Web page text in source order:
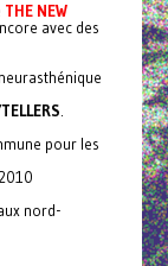
THE NEW
avec des
pour les
nord-